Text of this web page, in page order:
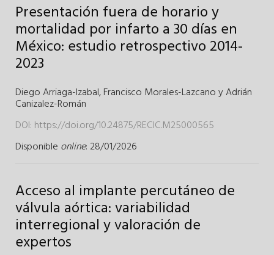
Presentación fuera de horario y
mortalidad por infarto a 30 días en
México: estudio retrospectivo 2014-
2023
Diego Arriaga-Izabal,Francisco Morales-Lazcano yAdrián
Canizalez-Román
DOI: https://doi.org/10.24875/RECIC.M25000565
Disponible online: 28/01/2026
Acceso al implante percutáneo de
válvula aórtica: variabilidad
interregional y valoración de
expertos